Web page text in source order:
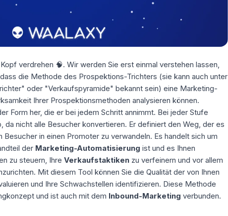
verdrehen 🧠. Wir werden Sie erst einmal verstehen lassen,
die Methode des Prospektions-Trichters (sie kann auch unter
oder "Verkaufspyramide" bekannt sein) eine Marketing-
Ihrer Prospektionsmethoden analysieren können.
Form her, die er bei jedem Schritt annimmt. Bei jeder Stufe
da nicht alle Besucher konvertieren. Er definiert den Weg, der es
in einen Promoter zu verwandeln. Es handelt sich um
der Marketing-Automatisierung ist und es Ihnen
zu steuern, Ihre Verkaufstaktikenzu verfeinern und vor allem
Mit diesem Tool können Sie die Qualität der von Ihnen
und Ihre Schwachstellen identifizieren. Diese Methode
und ist auch mit dem Inbound-Marketing verbunden.